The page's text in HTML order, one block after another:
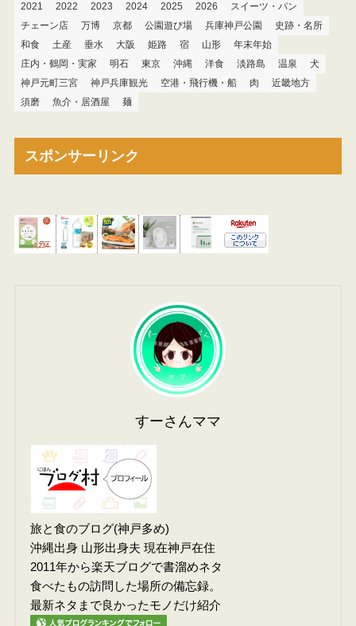
2021
2022 2023 2024 2025 2026
スイーツ・パン
チェーン店
万博 京都 公園遊び場 兵庫神戸公園
史跡・名所
和食
土産 垂水 大阪 姫路 宿 山形
年末年始
庄内・鶴岡・実家
明石 東京 沖縄 洋食 淡路島 温泉
犬
神戸元町三宮
神戸兵庫観光 空港・飛行機・船 肉
近畿地方
須磨
魚介・居酒屋 麺
スポンサーリンク
すーさんママ
旅と食のブログ(神戸多め)
沖縄出身 山形出身夫 現在神戸在住
2011年から楽天ブログで書溜めネタ
食べたもの訪問した場所の備忘録。
最新ネタまで良かったモノだけ紹介